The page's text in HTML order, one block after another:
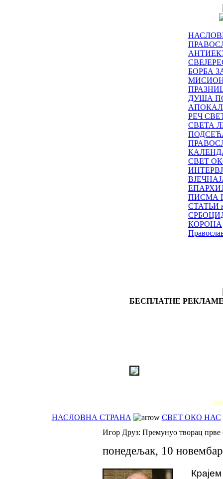
БОРБА
ДУША
РЕЧ
СВЕТА
СВЕТ
ПИСМА
СТАТЬИ
КОРОНА
БЕСПЛАТНЕ
НАСЛОВНА СТРАНА
СВЕТ ОКО НАС
Игор Друз: Премунуо творац прве
понедељак, 10